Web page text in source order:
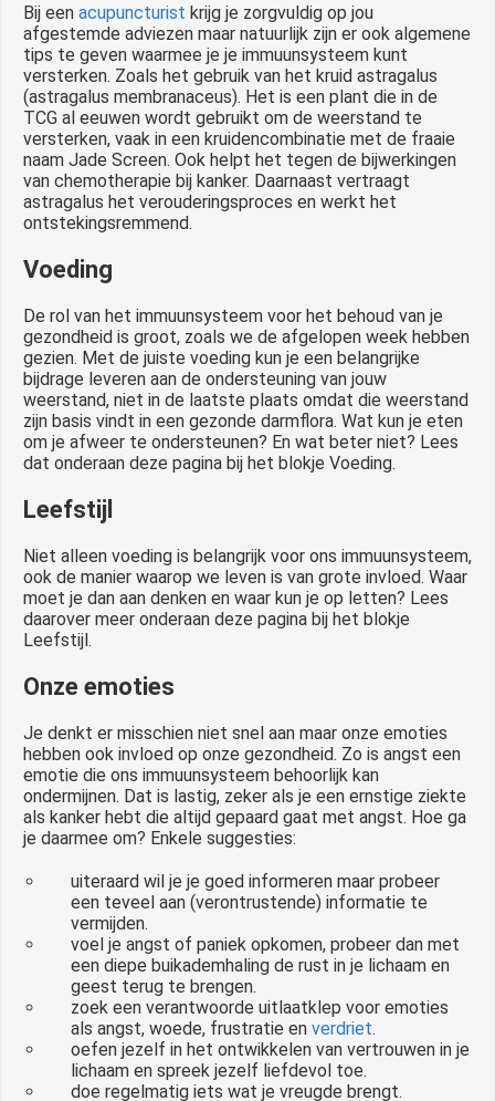
Bij een acupuncturist krijg je zorgvuldig op jou
afgestemde adviezen maar natuurlijk zijn er ook algemene
tips te geven waarmee je je immuunsysteem kunt
versterken. Zoals het gebruik van het kruid astragalus
(astragalus membranaceus). Het is een plant die in de
TCG al eeuwen wordt gebruikt om de weerstand te
versterken, vaak in een kruidencombinatie met de fraaie
naam Jade Screen. Ook helpt het tegen de bijwerkingen
van chemotherapie bij kanker. Daarnaast vertraagt
astragalus het verouderingsproces en werkt het
ontstekingsremmend.
Voeding
De rol van het immuunsysteem voor het behoud van je
gezondheid is groot, zoals we de afgelopen week hebben
gezien. Met de juiste voeding kun je een belangrijke
bijdrage leveren aan de ondersteuning van jouw
weerstand, niet in de laatste plaats omdat die weerstand
zijn basis vindt in een gezonde darmflora. Wat kun je eten
om je afweer te ondersteunen? En wat beter niet? Lees
dat onderaan deze pagina bij het blokje Voeding.
Leefstijl
Niet alleen voeding is belangrijk voor ons immuunsysteem,
ook de manier waarop we leven is van grote invloed. Waar
moet je dan aan denken en waar kun je op letten? Lees
daarover meer onderaan deze pagina bij het blokje
Leefstijl.
Onze emoties
Je denkt er misschien niet snel aan maar onze emoties
hebben ook invloed op onze gezondheid. Zo is angst een
emotie die ons immuunsysteem behoorlijk kan
ondermijnen. Dat is lastig, zeker als je een ernstige ziekte
als kanker hebt die altijd gepaard gaat met angst. Hoe ga
je daarmee om? Enkele suggesties:
uiteraard wil je je goed informeren maar probeer
een teveel aan (verontrustende) informatie te
vermijden.
voel je angst of paniek opkomen, probeer dan met
een diepe buikademhaling de rust in je lichaam en
geest terug te brengen.
zoek een verantwoorde uitlaatklep voor emoties
als angst, woede, frustratie enverdriet.
oefen jezelf in het ontwikkelen van vertrouwen in je
lichaam en spreek jezelf liefdevol toe.
doe regelmatig iets wat je vreugde brengt.